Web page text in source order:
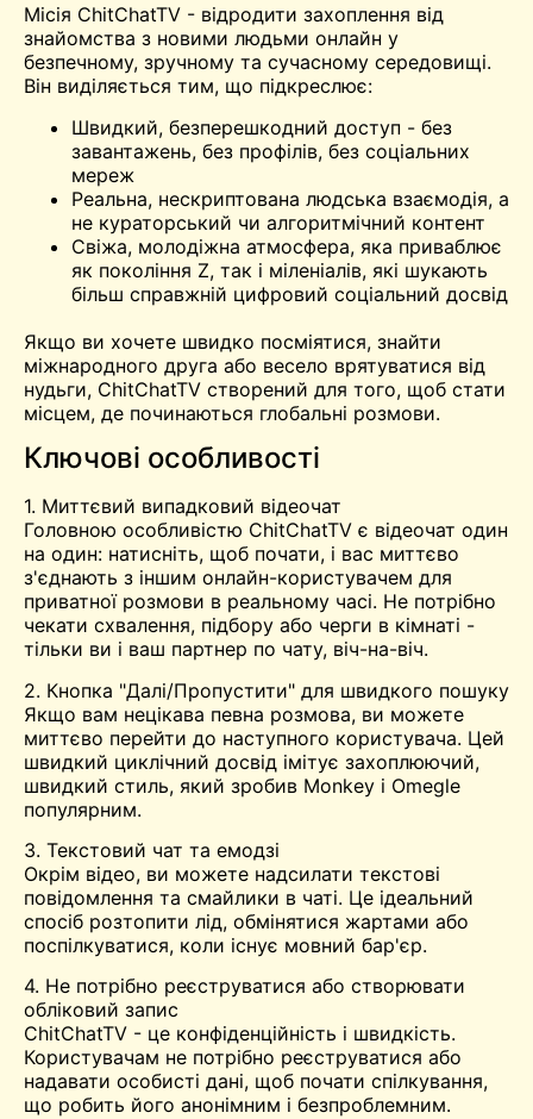
Місія ChitChatTV - відродити захоплення від
знайомства з новими людьми онлайн у
безпечному, зручному та сучасному середовищі.
Він виділяється тим, що підкреслює:
Швидкий, безперешкодний доступ - без
завантажень, без профілів, без соціальних
мереж
Реальна, нескриптована людська взаємодія, а
не кураторський чи алгоритмічний контент
Свіжа, молодіжна атмосфера, яка приваблює
як покоління Z, так і міленіалів, які шукають
більш справжній цифровий соціальний досвід
Якщо ви хочете швидко посміятися, знайти
міжнародного друга або весело врятуватися від
нудьги, ChitChatTV створений для того, щоб стати
місцем, де починаються глобальні розмови.
Ключові особливості
1. Миттєвий випадковий відеочат
Головною особливістю ChitChatTV є відеочат один
на один: натисніть, щоб почати, і вас миттєво
з'єднають з іншим онлайн-користувачем для
приватної розмови в реальному часі. Не потрібно
чекати схвалення, підбору або черги в кімнаті -
тільки ви і ваш партнер по чату, віч-на-віч.
2. Кнопка "Далі/Пропустити" для швидкого пошуку
Якщо вам нецікава певна розмова, ви можете
миттєво перейти до наступного користувача. Цей
швидкий циклічний досвід імітує захоплюючий,
швидкий стиль, який зробив Monkey і Omegle
популярним.
3. Текстовий чат та емодзі
Окрім відео, ви можете надсилати текстові
повідомлення та смайлики в чаті. Це ідеальний
спосіб розтопити лід, обмінятися жартами або
поспілкуватися, коли існує мовний бар'єр.
4. Не потрібно реєструватися або створювати
обліковий запис
ChitChatTV - це конфіденційність і швидкість.
Користувачам не потрібно реєструватися або
надавати особисті дані, щоб почати спілкування,
що робить його анонімним і безпроблемним.